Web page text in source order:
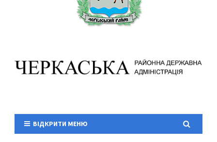
ВІДКРИТИ МЕНЮ